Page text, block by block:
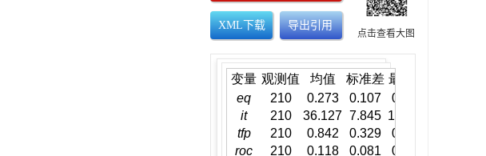
XML下载 导出引用
点击查看大图